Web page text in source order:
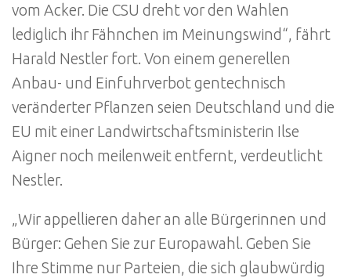
vom Acker. Die CSU dreht vor den Wahlen
lediglich ihr Fähnchen im Meinungswind“, fährt
Harald Nestler fort. Von einem generellen
Anbau- und Einfuhrverbot gentechnisch
veränderter Pflanzen seien Deutschland und die
EU mit einer Landwirtschaftsministerin Ilse
Aigner noch meilenweit entfernt, verdeutlicht
Nestler.
„Wir appellieren daher an alle Bürgerinnen und
Bürger: Gehen Sie zur Europawahl. Geben Sie
Ihre Stimme nur Parteien, die sich glaubwürdig